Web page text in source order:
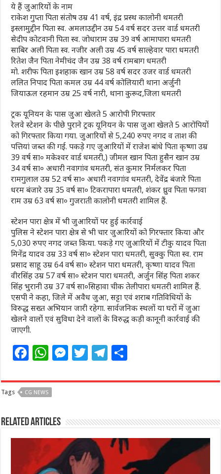
ये हैं जुआरियों के नाम
राकेश गुप्ता पिता संतोष उम्र 41 वर्ष, इंद्र प्रस्थ कालोनी थमतरी
इस्लामुद्दीन पिता स्व. अमलाउद्दीन उम्र 54 वर्ष सदर उत्तर वार्ड धमतरी
सेदीप कोटवानी पिता स्व. जोधाराम उम्र 39 वर्ष आमापारा धमतरी
साबिर अली पिता स्व. नजीर अली उम्र 45 वर्ष साल्हेवार पारा धमतरी
रितेश जैन पिता नेमीचंद जैन उम्र 38 वर्ष रामबाग धमतरी
मो. शरीफ पिता इशहाक खान उम्र 58 वर्ष सदर उजर वार्ड धमतरी
ललित निपाद पिता कमल उम्र 44 वर्ष कोलियारी थाना अर्जुनी
जियाऊल रहमान उम्र 25 वर्ष नारी, थाना कुरूद,जिला धमतरी
ट्रक यूनियन के पास जुआ खेलते 5 आरोपी गिरफ्तार
रेलवे स्टेशन के पीछे पुराने ट्रक यूनियन के पास जुआ खेलते 5 आरोपियों
को गिरफ्तार किया गया. जुआरियों से 5,240 रुपए नगद व ताश की
पत्तियां जब्त की गई. पकड़े गए जुआरियों में राजेश बांधे पिता कृष्णा उम्र
39 वर्ष सा० मकेश्वर वार्ड धमतरी,) जीमल खान पिता हुसैन खान उम्र
34 वर्ष सा० अधारी नवागांव धमतरी, संत कुमार निर्मलकर पिता
रामगुलाल उम्र 52 वर्ष सा० अधारी नवागांव धमतरी, देवेंद्र बंजारे पिता
धरम बंजारे उम्र 35 वर्ष सा० टिकरापारा धमतरी, शंकर ध्रुव पिता फगवा
राम उम्र 63 वर्ष सा० गुजराती कालोनी धमतरी शामिल हैं.
स्टेशन पारा क्षेत्र में भी जुआरियों पर हुई कार्रवाई
पुलिस ने स्टेशन पारा क्षेत्र से भी चार जुआरियों को गिरफ्तार किया और
5,030 रुपए नगद जब्त किया. पकड़े गए जुआरियों में टीकु यादव पिता
मिनेंद्र यादव उम्र 33 वर्ष सा० स्टेशन पारा धमतरी, सुक्कु पिता स्व. राम
प्रसाद साहू उम्र 64 वर्ष सा० स्टेशन पारा धमतरी, कृष्णा यादव पिता
वीरसिंह उम्र 57 वर्ष सा० स्टेशन पारा धमतरी, अर्जुन सिंह पिता शकर
सिंह भुरानी उम्र 37 वर्ष सा०सिहावा चीक तेलीपारा धमतरी शामिल हैं.
एसपी ने कहा, जिले में अवैध जुआ, सट्टा एवं शराब गतिविधियों के
विरुद्ध सख्त अभियान जारी रहेगा. सार्वजनिक स्थलों या घरों में जुआ
खेलने वालों एवं सुविधा देने वालों के विरुद्ध कड़ी कानूनी कार्रवाई की
जाएगी.
F
c
e
b
o
k
W
at
s
A
p
p
M
ss
n
g
e
r
T
itt
r
T
e
ra
m
ar
Tags CG NEWS
Related Articles